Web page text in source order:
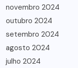
novembro 2024
outubro 2024
setembro 2024
agosto 2024
julho 2024